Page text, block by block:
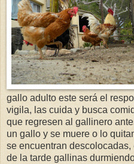
gallo adulto este será el
vigila, las cuida y busca
que regresen al gallinero
un gallo y se muere o lo
se encuentran
de la tarde gallinas